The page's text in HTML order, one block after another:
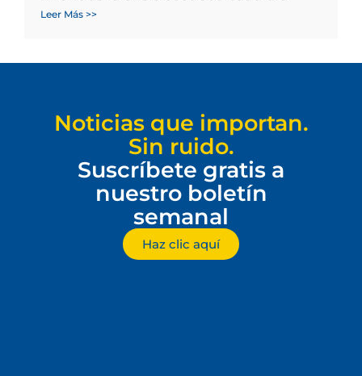
Leer Más >>
Noticias que importan.
Sin ruido.
Suscríbete gratis a
nuestro boletín
semanal
Haz clic aquí